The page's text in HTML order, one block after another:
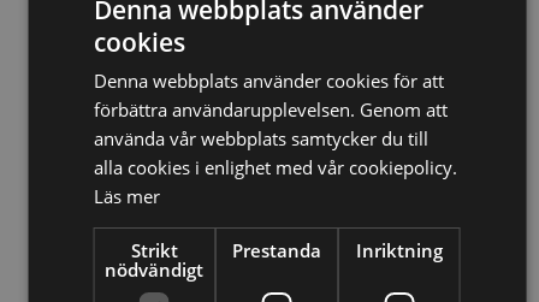
Relaterade nyheter
13/10/2025
Nya Världsbanksregler öppnar för
svenska företag – lär dig vinna
upphandlingar med våra nya kurser
26/02/2025
Denna webbplats använder
cookies
Denna webbplats använder cookies för att
förbättra användarupplevelsen. Genom att
använda vår webbplats samtycker du till
alla cookies i enlighet med vår cookiepolicy.
Läs mer
Strikt
nödvändigt
Prestanda Inriktning